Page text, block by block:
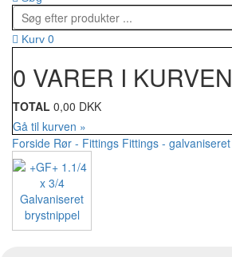
Kurv 0
0 VARER I KURVEN
TOTAL 0,00 DKK
Gå til kurven »
Forside Rør - Fittings Fittings - galvaniseret